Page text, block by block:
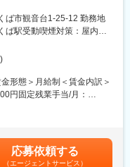
リシス事業本部
は、産業用・研究用の高
、英国のオックスフォード
にまで遡り、以来長年にわ
、よりグリーンな世界をめ
す。
ービスの営業、システムコ
す。
品立合いまで一連の業務を
管理に活躍
られますが、専門知識は入
ば市観音台1-25-12 勤務地
ば駅受動喫煙対策：屋内全
形態＞月給制＜賃金内訳＞
円固定残業手当/月：
ンセンティブの支給あり。※
月）が含まれた金額です。
応募依頼する
（エージェントサービス）